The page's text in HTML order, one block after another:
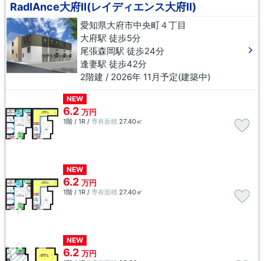
RadIAnce大府Ⅱ(レイディエンス大府Ⅱ)
愛知県大府市中央町４丁目
大府駅 徒歩5分
尾張森岡駅 徒歩24分
逢妻駅 徒歩42分
2階建 / 2026年 11月予定(建築中)
NEW
6.2 万円
1階 / 1R / 専有面積 27.40㎡
NEW
6.2 万円
1階 / 1R / 専有面積 27.40㎡
NEW
6.2 万円